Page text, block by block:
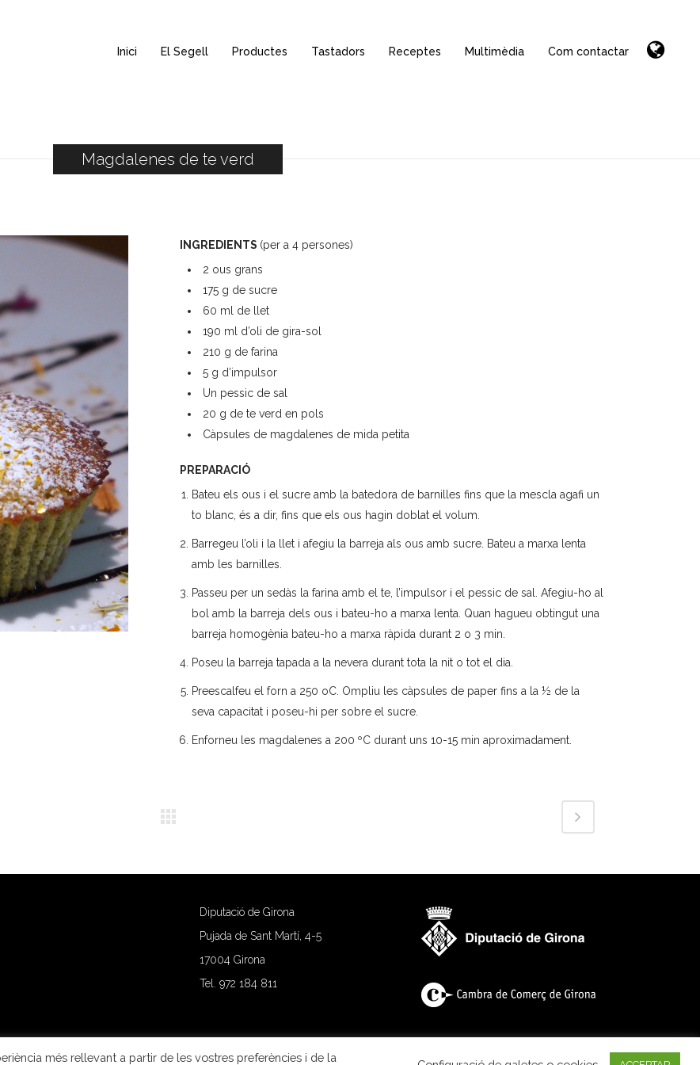
Inici El Segell Productes Tastadors Receptes Multimèdia Com contactar
Magdalenes de te verd
INGREDIENTS (per a 4 persones)
2 ous grans
175 g de sucre
60 ml de llet
190 ml d’oli de gira-sol
210 g de farina
5 g d’impulsor
Un pessic de sal
20 g de te verd en pols
Càpsules de magdalenes de mida petita
PREPARACIÓ
Bateu els ous i el sucre amb la batedora de barnilles fins que la mescla agafi un
to blanc, és a dir, fins que els ous hagin doblat el volum.
Barregeu l’oli i la llet i afegiu la barreja als ous amb sucre. Bateu a marxa lenta
amb les barnilles.
Passeu per un sedàs la farina amb el te, l’impulsor i el pessic de sal. Afegiu-ho al
bol amb la barreja dels ous i bateu-ho a marxa lenta. Quan hagueu obtingut una
barreja homogènia bateu-ho a marxa ràpida durant 2 o 3 min.
Poseu la barreja tapada a la nevera durant tota la nit o tot el dia.
Preescalfeu el forn a 250 oC. Ompliu les càpsules de paper fins a la ½ de la
seva capacitat i poseu-hi per sobre el sucre.
Enforneu les magdalenes a 200 ºC durant uns 10-15 min aproximadament.
Diputació de Girona
Pujada de Sant Martí, 4-5
17004 Girona
Tel. 972 184 811
més rellevant a partir de les vostres preferències i de la